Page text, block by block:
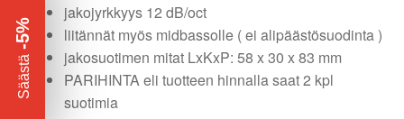
jakojyrkkyys 12 dB/oct
liitännät myös midbassolle ( ei alipäästösuodinta )
jakosuotimen mitat LxKxP: 58 x 30 x 83 mm
PARIHINTA eli tuotteen hinnalla saat 2 kpl
suotimia
Säästä
-5%